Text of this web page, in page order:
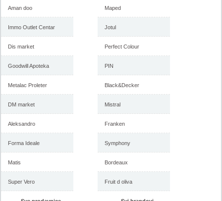
Aman doo
Immo Outlet Centar
Dis market
Goodwill Apoteka
Metalac Proleter
DM market
Aleksandro
Forma Ideale
Matis
Super Vero
Maped
Jotul
Perfect Colour
PIN
Black&Decker
Mistral
Franken
Symphony
Bordeaux
Fruit d oliva